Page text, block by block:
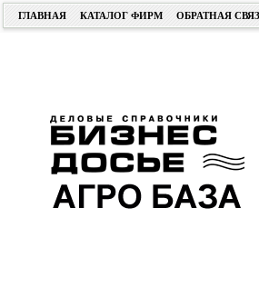
ГЛАВНАЯ КАТАЛОГ ФИРМ ОБРАТНАЯ